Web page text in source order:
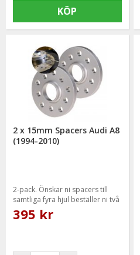
KÖP
2 x 15mm Spacers Audi A8
(1994-2010)
2-pack. Önskar ni spacers till
samtliga fyra hjul beställer ni två
paket.
395 kr